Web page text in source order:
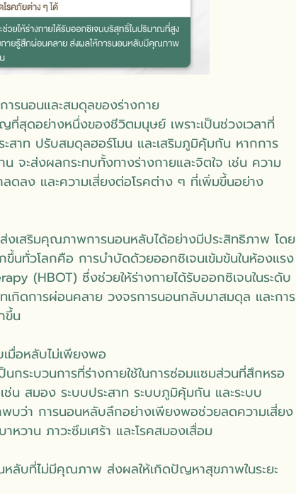
รนอนและสมดุลของร่างกาย
สุดอย่างหนึ่งของชีวิตมนุษย์ เพราะเป็นช่วงเวลาที่
สาท ปรับสมดุลฮอร์โมน และเสริมภูมิคุ้มกัน หากการ
จะส่งผลกระทบทั้งทางร่างกายและจิตใจ เช่น ความ
ดลง และความเสี่ยงต่อโรคต่าง ๆ ที่เพิ่มขึ้นอย่าง
งเสริมคุณภาพการนอนหลับได้อย่างมีประสิทธิภาพ โดย
ขึ้นทั่วโลกคือ การบำบัดด้วยออกซิเจนเข้มข้นในห้องแรง
(HBOT) ซึ่งช่วยให้ร่างกายได้รับออกซิเจนในระดับ
เกิดการผ่อนคลาย วงจรการนอนกลับมาสมดุล และการ
ขึ้น
มื่อหลับไม่เพียงพอ
กระบวนการที่ร่างกายใช้ในการซ่อมแซมส่วนที่สึกหรอ
น สมอง ระบบประสาท ระบบภูมิคุ้มกัน และระบบ
บว่า การนอนหลับลึกอย่างเพียงพอช่วยลดความเสี่ยง
หวาน ภาวะซึมเศร้า และโรคสมองเสื่อม
หลับที่ไม่มีคุณภาพ ส่งผลให้เกิดปัญหาสุขภาพในระยะ